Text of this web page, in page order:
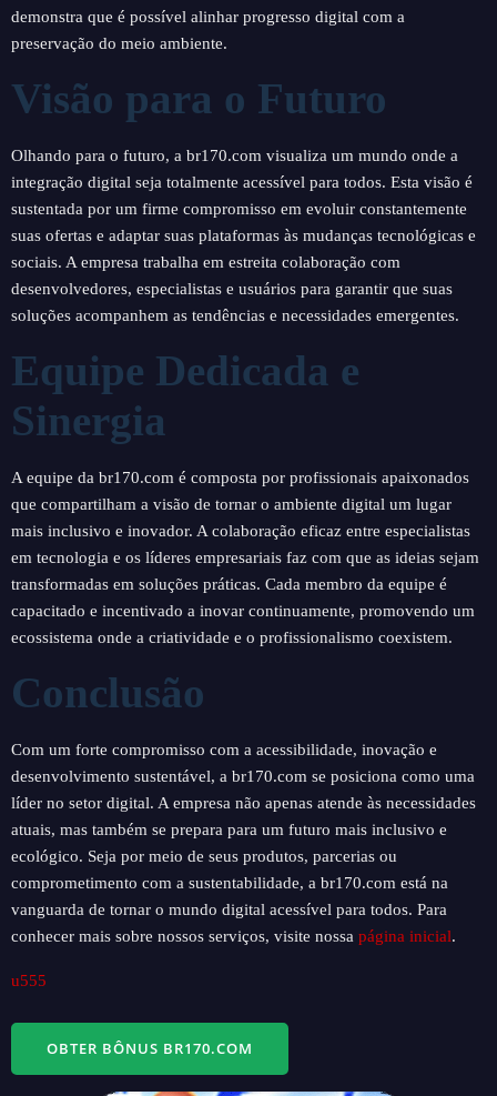
demonstra que é possível alinhar progresso digital com a
preservação do meio ambiente.
Visão para o Futuro
Olhando para o futuro, a br170.com visualiza um mundo onde a
integração digital seja totalmente acessível para todos. Esta visão é
sustentada por um firme compromisso em evoluir constantemente
suas ofertas e adaptar suas plataformas às mudanças tecnológicas e
sociais. A empresa trabalha em estreita colaboração com
desenvolvedores, especialistas e usuários para garantir que suas
soluções acompanhem as tendências e necessidades emergentes.
Equipe Dedicada e
Sinergia
A equipe da br170.com é composta por profissionais apaixonados
que compartilham a visão de tornar o ambiente digital um lugar
mais inclusivo e inovador. A colaboração eficaz entre especialistas
em tecnologia e os líderes empresariais faz com que as ideias sejam
transformadas em soluções práticas. Cada membro da equipe é
capacitado e incentivado a inovar continuamente, promovendo um
ecossistema onde a criatividade e o profissionalismo coexistem.
Conclusão
Com um forte compromisso com a acessibilidade, inovação e
desenvolvimento sustentável, a br170.com se posiciona como uma
líder no setor digital. A empresa não apenas atende às necessidades
atuais, mas também se prepara para um futuro mais inclusivo e
ecológico. Seja por meio de seus produtos, parcerias ou
comprometimento com a sustentabilidade, a br170.com está na
vanguarda de tornar o mundo digital acessível para todos. Para
conhecer mais sobre nossos serviços, visite nossa página inicial.
u555
OBTER BÔNUS BR170.COM